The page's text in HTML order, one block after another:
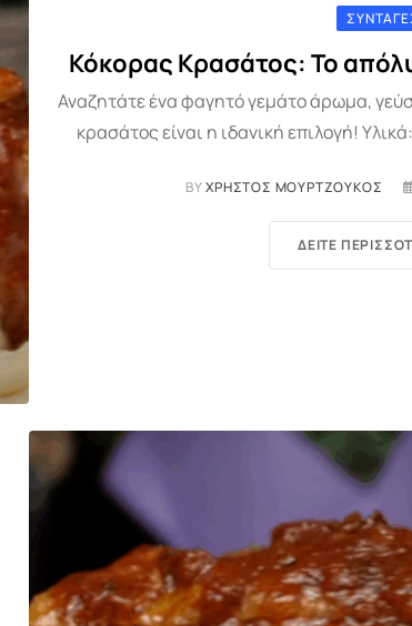
Κόκορας Κρασάτος: Το
Αναζητάτε ένα φαγητό γεμάτο άρωμα,
κρασάτος είναι η ιδανική επιλογή!
BYΧΡΉΣΤΟΣ ΜΟΥΡΤΖΟΎΚΟΣ
ΔΕΊΤΕ